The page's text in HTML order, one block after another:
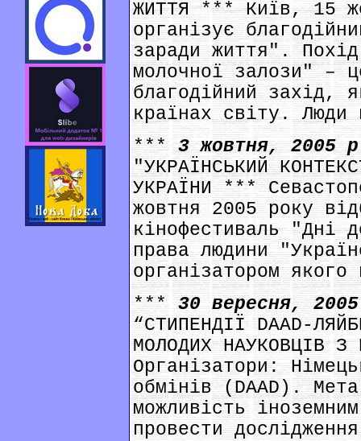
ЖИТТЯ *** Київ, 15
організує
заради життя".
молочної залози" –
благодійний захід,
країнах світу.
***3 жовтня, 2005
"УКРАЇНСЬКИЙ
УКРАЇНИ ***
жовтня 2005 року
кінофестиваль "Дні
права людини
організатором
***30 вересня,
“СТИПЕНДІЇ DAAD-
МОЛОДИХ НАУКОВЦІВ
Організатори:
обмінів (DAAD).
можливість
провести